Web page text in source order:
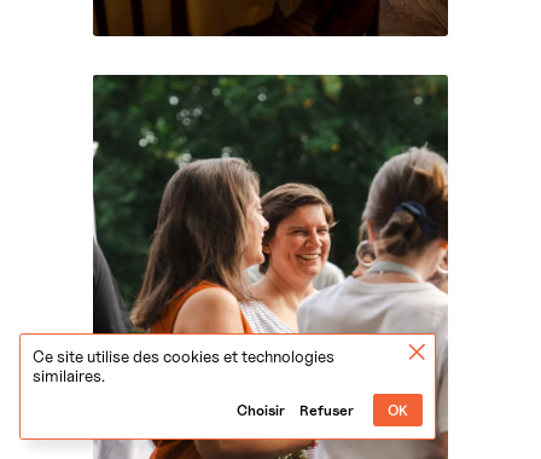
Ce site utilise des cookies et technologies
similaires.
OK
Refuser
Choisir